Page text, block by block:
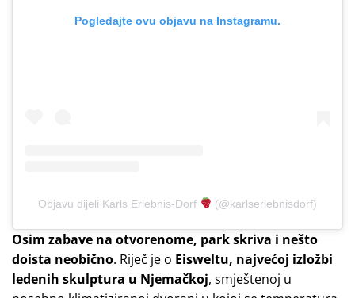
Pogledajte ovu objavu na Instagramu.
Objavu dijeli Karls Erlebnis-Dorf (@karlserlebnisdorf)
Osim zabave na otvorenome, park skriva i nešto
doista neobično. Riječ je o Eisweltu, najvećoj izložbi
ledenih skulptura u Njemačkoj, smještenoj u